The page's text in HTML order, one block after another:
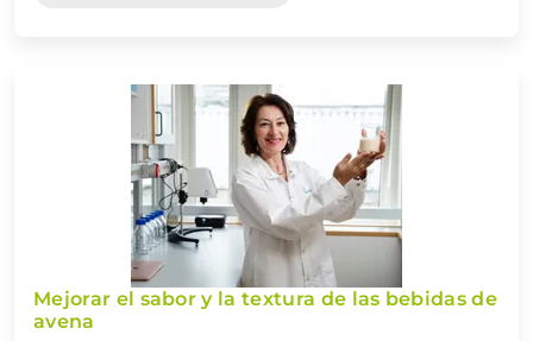
Mejorar el sabor y la textura de las bebidas de
avena